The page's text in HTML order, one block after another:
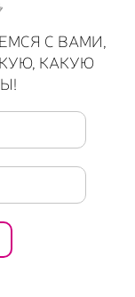
С ВАМИ,
КАКУЮ